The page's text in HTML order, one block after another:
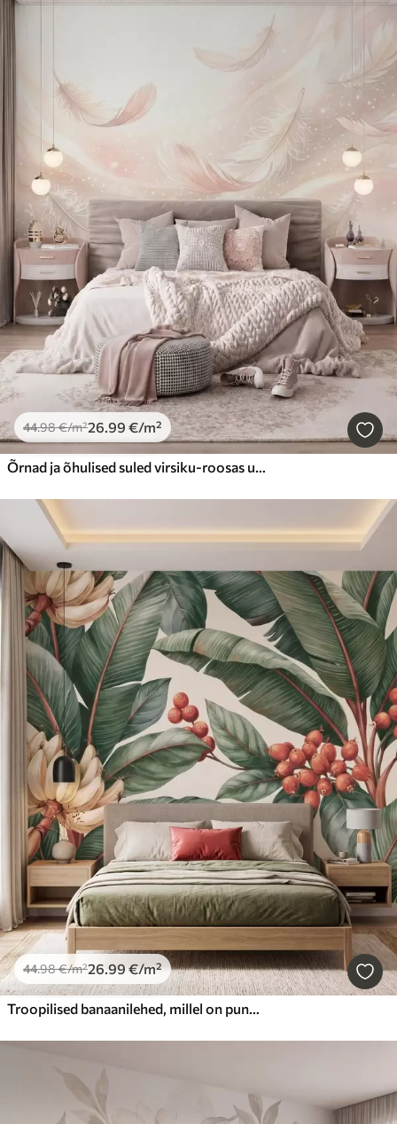
44.98€/m²26.99 €/m²
Õrnad ja õhulised suled virsiku-roosas udus, millel on läige
44.98€/m²26.99€/m²
Troopilised banaanilehed, millel on punaste kohvimarjade kobarad, akvarellistiilis